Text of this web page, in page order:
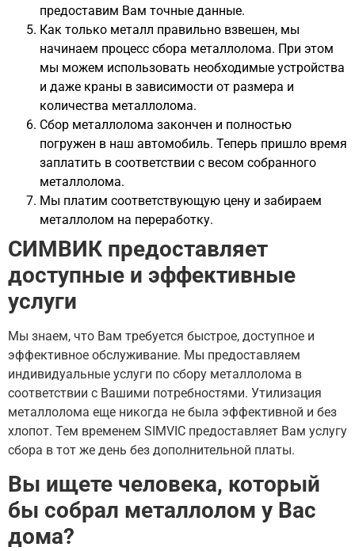
предоставим Вам точные данные.
Как только металл правильно взвешен, мы
начинаем процесс сбора металлолома. При этом
мы можем использовать необходимые устройства
и даже краны в зависимости от размера и
количества металлолома.
Сбор металлолома закончен и полностью
погружен в наш автомобиль. Теперь пришло время
заплатить в соответствии с весом собранного
металлолома.
Мы платим соответствующую цену и забираем
металлолом на переработку.
СИМВИК предоставляет
доступные и эффективные
услуги
Мы знаем, что Вам требуется быстрое, доступное и
эффективное обслуживание. Мы предоставляем
индивидуальные услуги по сбору металлолома в
соответствии с Вашими потребностями. Утилизация
металлолома еще никогда не была эффективной и без
хлопот. Тем временем SIMVIC предоставляет Вам услугу
сбора в тот же день без дополнительной платы.
Вы ищете человека, который
бы собрал металлолом у Вас
дома?